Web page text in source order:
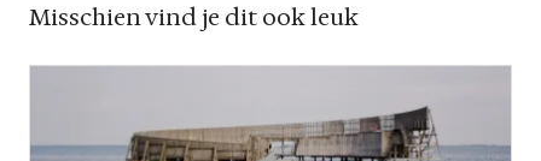
Misschien vind je dit ook leuk